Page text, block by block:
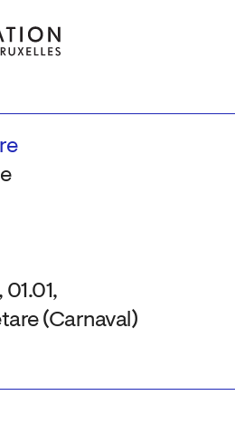
01.01,
(Carnaval)